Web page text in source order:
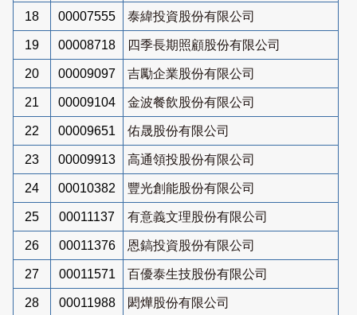
18 00007555 泰緯投資股份有限公司
19 00008718 四季長期照顧股份有限公司
20 00009097 吉勵企業股份有限公司
21 00009104 金波餐飲股份有限公司
22 00009651 佑晟股份有限公司
23 00009913 高通領投股份有限公司
24 00010382 豐光創能股份有限公司
25 00011137 有意義文理股份有限公司
26 00011376 恩鎬投資股份有限公司
27 00011571 百優泰生技股份有限公司
28 00011988 閎燁股份有限公司